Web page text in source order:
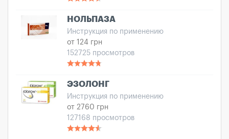
НОЛЬПАЗА
Инструкция по применению
от 124 грн
152725 просмотров
ЭЗОЛОНГ
Инструкция по применению
от 2760 грн
127168 просмотров